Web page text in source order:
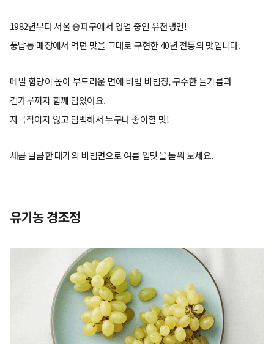
1982년부터 서울 송파구에서 영업 중인 유천냉면!
풍납동 매장에서 먹던 맛을 그대로 구현한 40년 전통의 맛입니다.
메밀 함량이 높아 부드러운 면에 비법 비빔장, 구수한 들기름과
김가루까지 함께 담았어요.
자극적이지 않고 담백해서 누구나 좋아할 맛!
새콤 달콤한 대가의 비빔면으로 여름 입맛을 돋워 보세요.
유기농 경조정